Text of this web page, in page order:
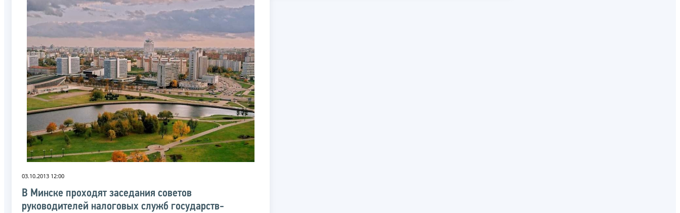
03.10.2013 12:00
В Минске проходят заседания советов
руководителей налоговых служб государств-